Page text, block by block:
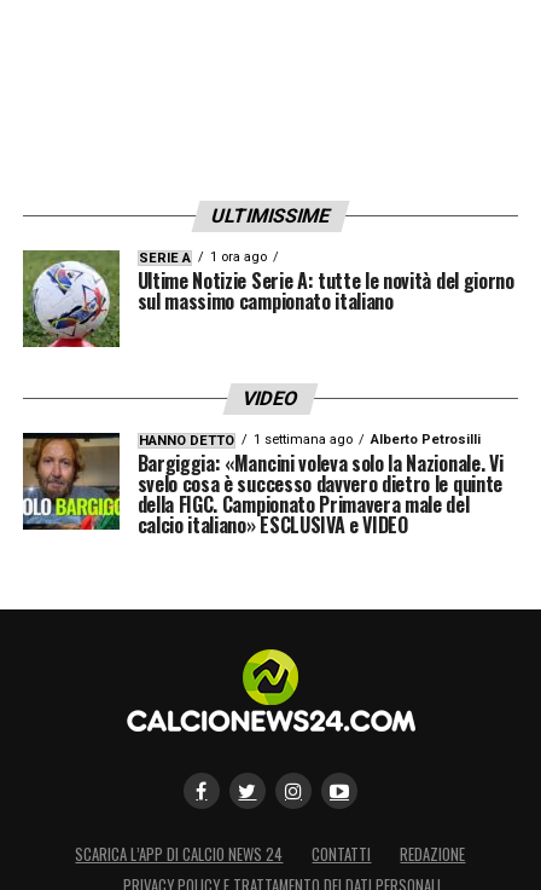
ULTIMISSIME
SERIE A 1 ora ago
Ultime Notizie Serie A: tutte le novità del giorno
sul massimo campionato italiano
VIDEO
HANNO DETTO 1 settimana ago Alberto Petrosilli
Bargiggia: «Mancini voleva solo la Nazionale. Vi
svelo cosa è successo davvero dietro le quinte
della FIGC. Campionato Primavera male del
calcio italiano» ESCLUSIVA e VIDEO
SCARICA L’APP DI CALCIO NEWS 24 CONTATTI
REDAZIONE